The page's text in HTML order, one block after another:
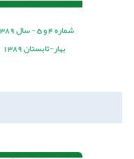
شماره4 و5
-سال1389
بهار-تابستان 1389